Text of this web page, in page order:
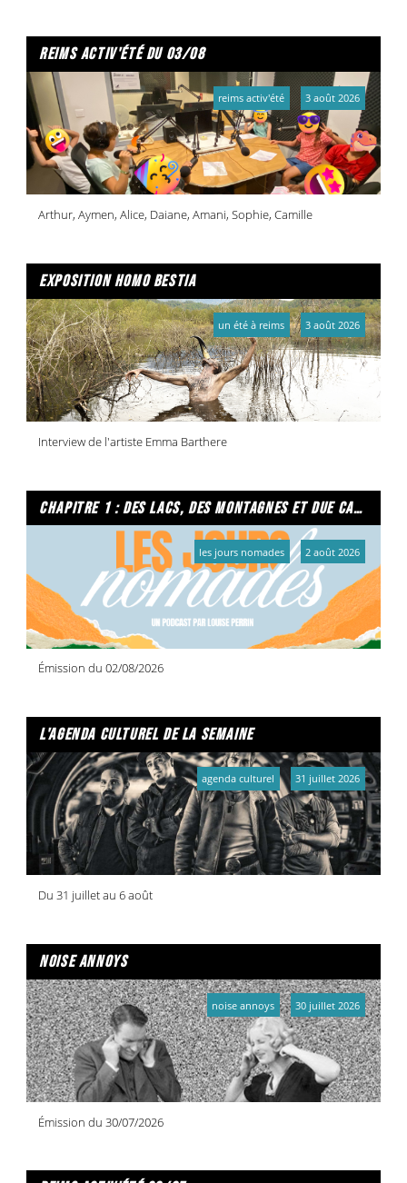
reims activ'été du 03/08
Arthur, Aymen, Alice, Daiane, Amani, Sophie, Camille
reims activ'été 3 août 2026
exposition homo bestia
Interview de l'artiste Emma Barthere
un été à reims 3 août 2026
chapitre 1 : des lacs, des montagnes et due caffe per favore
Émission du 02/08/2026
les jours nomades 2 août 2026
l'agenda culturel de la semaine
Du 31 juillet au 6 août
agenda culturel 31 juillet 2026
noise annoys
Émission du 30/07/2026
noise annoys 30 juillet 2026